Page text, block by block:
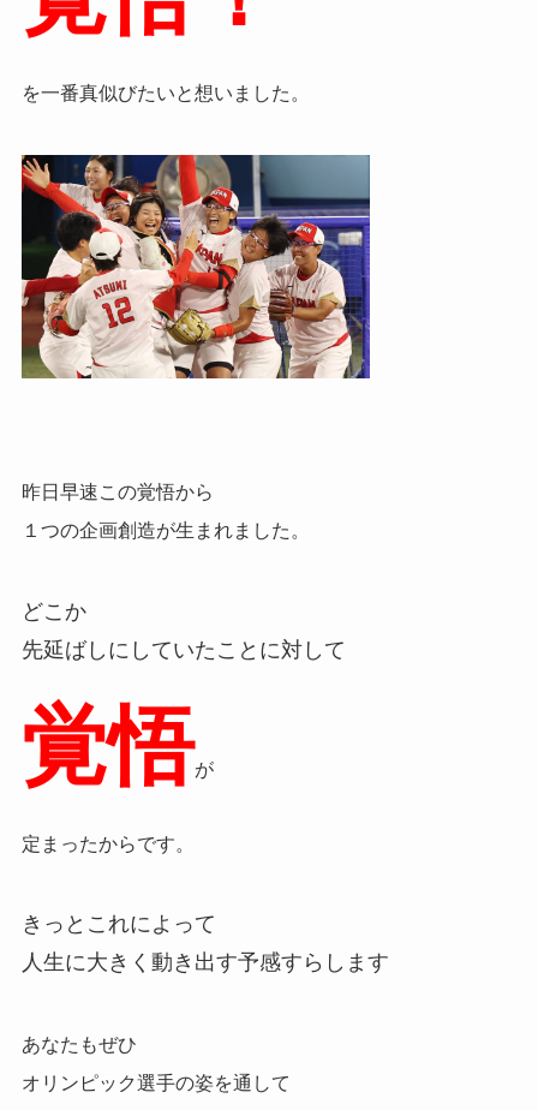
を一番真似びたいと想いました。
昨日早速この覚悟から
１つの企画創造が生まれました。
どこか
先延ばしにしていたことに対して
覚悟が
定まったからです。
きっとこれによって
人生に大きく動き出す予感すらします
あなたもぜひ
オリンピック選手の姿を通して